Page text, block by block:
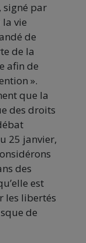
signé par
vie
de
de la
afin de
».
que la
des droits
25 janvier,
des
est
les libertés
de